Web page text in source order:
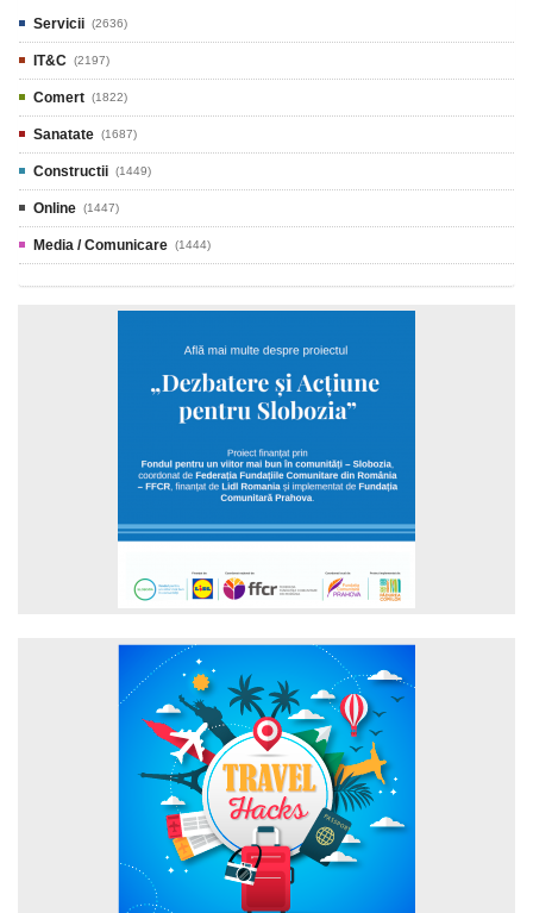
Servicii (2636)
IT&C (2197)
Comert (1822)
Sanatate (1687)
Constructii (1449)
Online (1447)
Media / Comunicare (1444)